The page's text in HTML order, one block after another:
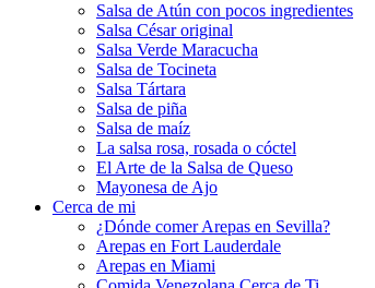
Salsa de Atún con pocos ingredientes
Salsa César original
Salsa Verde Maracucha
Salsa de Tocineta
Salsa Tártara
Salsa de piña
Salsa de maíz
La salsa rosa, rosada o cóctel
El Arte de la Salsa de Queso
Mayonesa de Ajo
Cerca de mi
¿Dónde comer Arepas en Sevilla?
Arepas en Fort Lauderdale
Arepas en Miami